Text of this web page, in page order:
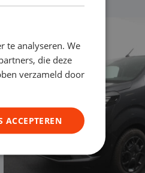
te analyseren. We
die deze
verzameld door
ACCEPTEREN